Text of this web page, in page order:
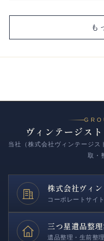
も
ヴィンテージス
当社（株式会社ヴィンテージ
取・
株式会社ヴィ
コーポレートサイト
三つ星遺品整理
遺品整理・生前整